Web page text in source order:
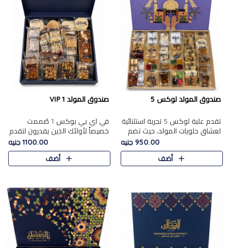
صندوق المولد لوكس 5
تقدم علبة لوكس 5 تجربة استثنائية
لعشاق حلويات المولد، حيث تضم
42 قطعة من تشكيلة فاخرة تجمع
بين أشهر الأصناف التقليدية وأصناف
مميزة مختارة بع..
950.00 جنيه
أضف
صندوق المولد VIP 1
في اي بي بوكس 1 صُممت
خصيصاً لأولئك الذين يقدرون لتقدم
تجربة استثنائية بوكس تجمع بين
أفخر حلويات المولد المصري مع
تشكيلة مختارة من الأصناف ..
1100.00 جنيه
أضف